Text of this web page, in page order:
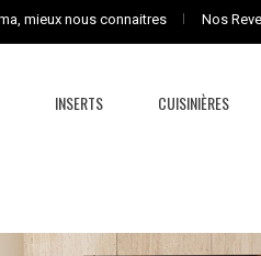
mieux nous connaitres Nos
INSERTS CUISINIÈRES